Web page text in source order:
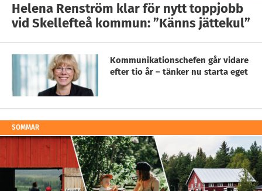
Helena Renström klar för nytt toppjobb
vid Skellefteå kommun: ”Känns jättekul”
Kommunikationschefen går vidare
efter tio år – tänker nu starta eget
SOMMAR